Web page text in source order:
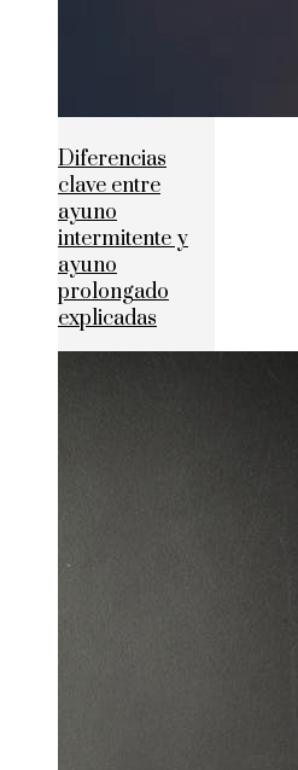
Diferencias
clave entre
ayuno
intermitente y
ayuno
prolongado
explicadas